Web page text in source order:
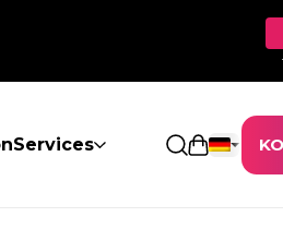
Services